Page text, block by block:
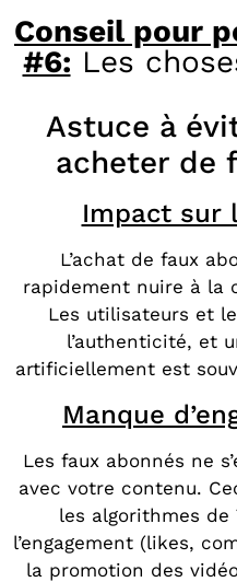
Conseil pour
#6: Les
Astuce à
acheter de
Impact sur
L’achat de faux
rapidement nuire à la
Les utilisateurs et
l’authenticité, et
artificiellement est
Manque
Les faux abonnés ne
avec votre contenu.
les algorithmes de
l’engagement (likes,
la promotion des